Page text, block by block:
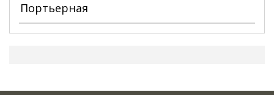
Портьерная